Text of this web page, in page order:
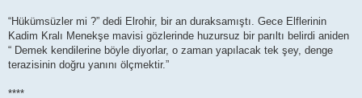
“Hükümsüzler mi ?” dedi Elrohir, bir an duraksamıştı. Gece Elflerinin
Kadim Kralı Menekşe mavisi gözlerinde huzursuz bir parıltı belirdi aniden
“ Demek kendilerine böyle diyorlar, o zaman yapılacak tek şey, denge
terazisinin doğru yanını ölçmektir.”
****